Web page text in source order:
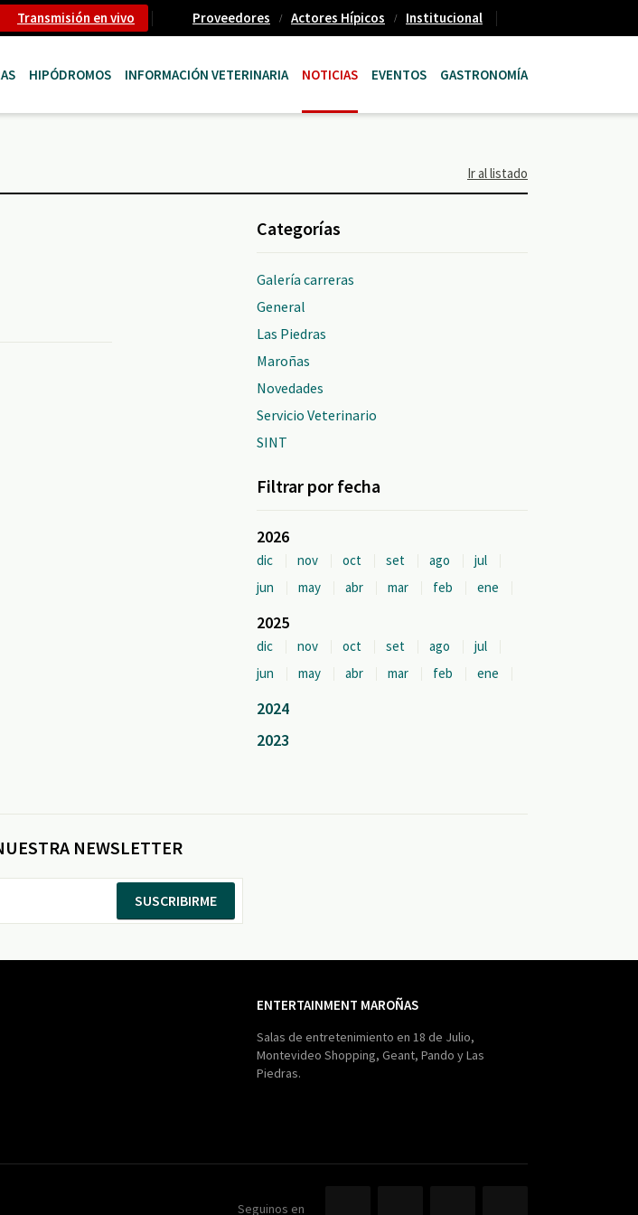
Transmisión en vivo Proveedores Actores Hípicos Institucional
HIPÓDROMOS INFORMACIÓN VETERINARIA NOTICIAS EVENTOS GASTRONOMÍA
Ir al listado
Categorías
Galería carreras
General
Las Piedras
Maroñas
Novedades
Servicio Veterinario
SINT
Filtrar por fecha
2026
dic nov oct set ago
jul
jun
may abr mar feb ene
2025
dic nov oct set ago
jul
jun
may abr mar feb ene
2024
2023
NEWSLETTER
SUSCRIBIRME
ENTERTAINMENT MAROÑAS
Salas de entretenimiento en 18 de Julio,
Montevideo Shopping, Geant, Pando y Las
Piedras.
Seguinos en